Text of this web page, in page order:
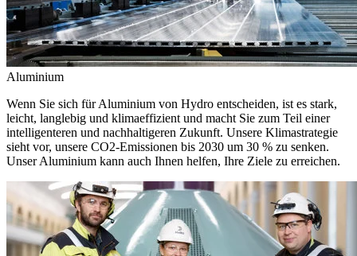
Aluminium
Wenn Sie sich für Aluminium von Hydro entscheiden, ist es stark,
leicht, langlebig und klimaeffizient und macht Sie zum Teil einer
intelligenteren und nachhaltigeren Zukunft. Unsere Klimastrategie
sieht vor, unsere CO2-Emissionen bis 2030 um 30 % zu senken.
Unser Aluminium kann auch Ihnen helfen, Ihre Ziele zu erreichen.